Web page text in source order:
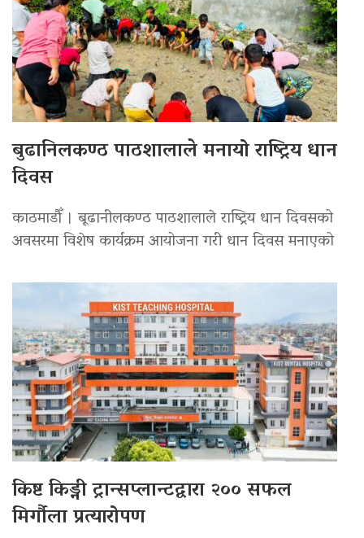
बुढानिलकण्ठ पाठशालाले मनायो राष्ट्रिय धान
दिवस
काठमाडौँ । बूढानीलकण्ठ पाठशालाले राष्ट्रिय धान दिवसको
अवसरमा विशेष कार्यक्रम आयोजना गरी धान दिवस मनाएको
किष्ट किड्नी ट्रान्सप्लान्टद्वारा २०० सफल
मिर्गौला प्रत्यारोपण